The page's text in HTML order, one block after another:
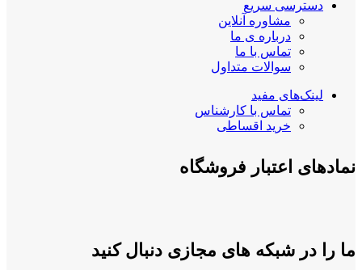
دسترسی سریع
مشاوره آنلاین
درباره ی ما
تماس با ما
سوالات متداول
لینک‌های مفید
تماس با کارشناس
خرید اقساطی
نمادهای اعتبار فروشگاه
ما را در شبکه های مجازی دنبال کنید